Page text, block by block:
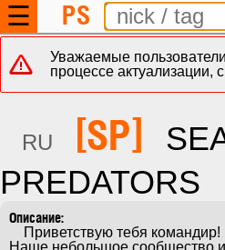
☰ PS
Уважаемые
процессе актуализации,
RU [SP]
PREDATORS
Наше небольшое сообщество